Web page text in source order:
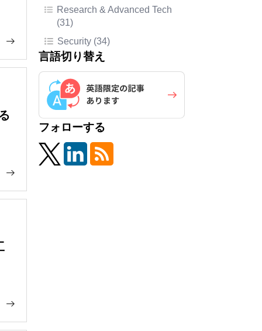
Research & Advanced Tech
(31)
Security (34)
言語切り替え
フォローする